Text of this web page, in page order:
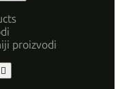
proizvodi
